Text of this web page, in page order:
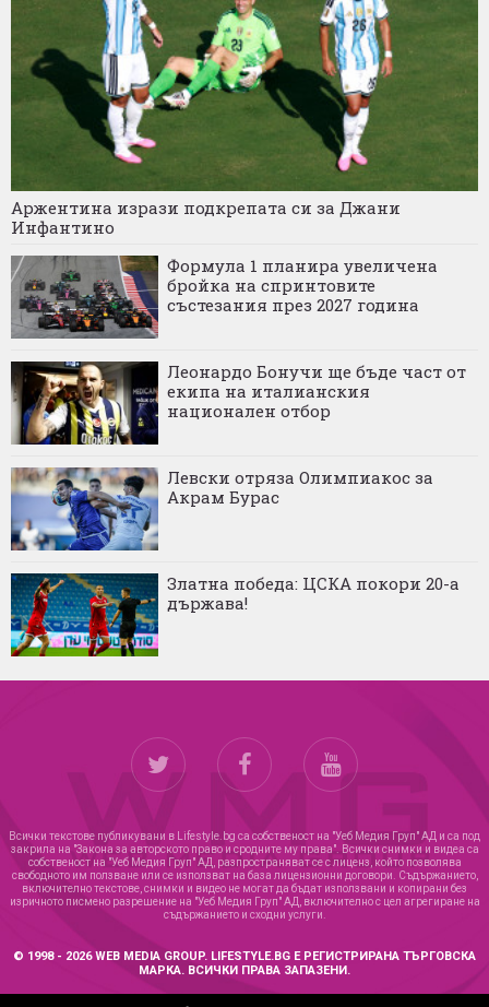
Аржентина изрази подкрепата си за Джани
Инфантино
Формула 1 планира увеличена
бройка на спринтовите
състезания през 2027 година
Леонардо Бонучи ще бъде част от
екипа на италианския
национален отбор
Левски отряза Олимпиакос за
Акрам Бурас
Златна победа: ЦСКА покори 20-а
държава!
Всички текстове публикувани в Lifestyle.bg са собственост на "Уеб Медия Груп" АД и са под
закрила на "Закона за авторското право и сродните му права". Всички снимки и видеа са
собственост на "Уеб Медия Груп" АД, разпространяват се с лиценз, който позволява
свободното им ползване или се използват на база лицензионни договори. Съдържанието,
включително текстове, снимки и видео не могат да бъдат използвани и копирани без
изричното писмено разрешение на "Уеб Медия Груп" АД, включително с цел агрегиране на
съдържанието и сходни услуги.
© 1998 - 2026 WEB MEDIA GROUP. LIFESTYLE.BG Е РЕГИСТРИРАНА ТЪРГОВСКА
МАРКА. ВСИЧКИ ПРАВА ЗАПАЗЕНИ.